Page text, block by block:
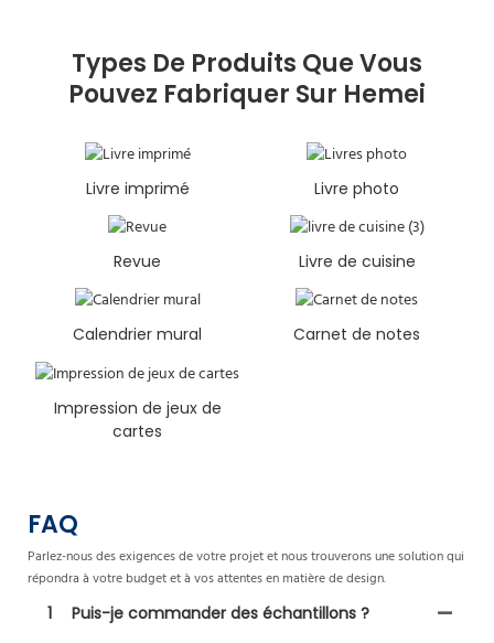
Types De Produits Que Vous
Pouvez Fabriquer Sur Hemei
Livre imprimé Livre photo
Revue Livre de cuisine
Calendrier mural Carnet de notes
Impression de jeux de
cartes
FAQ
Parlez-nous des exigences de votre projet et nous trouverons une solution qui
répondra à votre budget et à vos attentes en matière de design.
1
Puis-je commander des échantillons ?